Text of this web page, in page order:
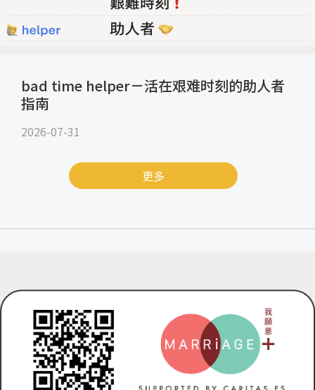
bad time helper－活在艰难时刻的助人者
指南
2026-07-31
更多